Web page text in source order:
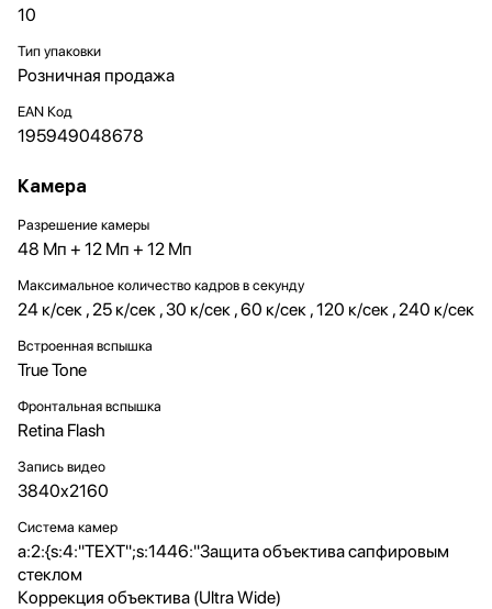
10
Тип упаковки
Розничная продажа
EAN Код
195949048678
Камера
Разрешение камеры
48 Мп + 12 Мп + 12 Мп
Максимальное количество кадров в секунду
24 к/сек , 25 к/сек , 30 к/сек , 60 к/сек , 120 к/сек , 240 к/сек
Встроенная вспышка
True Tone
Фронтальная вспышка
Retina Flash
Запись видео
3840x2160
Система камер
a:2:{s:4:"TEXT";s:1446:"Защита объектива сапфировым
стеклом
Коррекция объектива (Ultra Wide)